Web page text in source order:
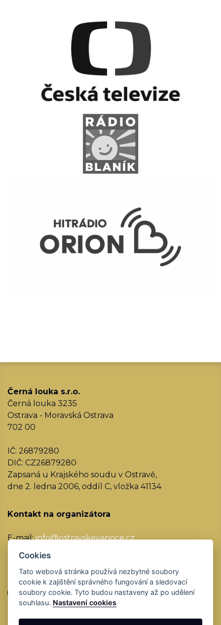
Černá louka s.r.o.
Černá louka 3235
Ostrava - Moravská Ostrava
702 00
IČ: 26879280
DIČ: CZ26879280
Zapsaná u Krajského soudu v Ostravě,
dne 2. ledna 2006, oddíl C, vložka 41134
Kontakt na organizátora
E-mail:info@ostravskevanoce.cz
© 2026 Černá louka s.r.o.
Cookies
Tato webová stránka používá nezbytné soubory
cookie k zajištění správného fungování a sledovací
soubory cookie. Tyto budou nastaveny až po udělení
souhlasu. Nastavení cookies